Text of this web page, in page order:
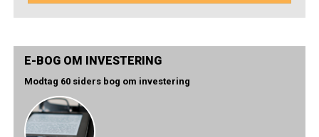
E-BOG OM INVESTERING
Modtag 60 siders bog om investering